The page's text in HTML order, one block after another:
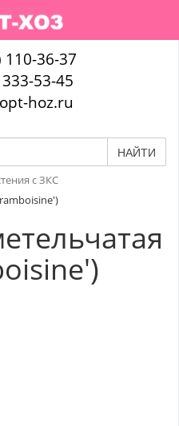
36-37
53-45
hoz.ru
НАЙТИ
с ЗКС